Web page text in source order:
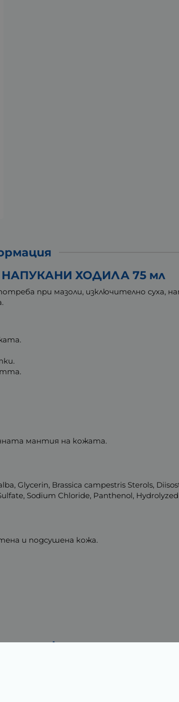
ХОДИЛА 75 мл
при мазоли, изключително суха,
мантия на кожата.
Glycerin, Brassica campestris Sterols,
Sodium Chloride, Panthenol,
и подсушена кожа.